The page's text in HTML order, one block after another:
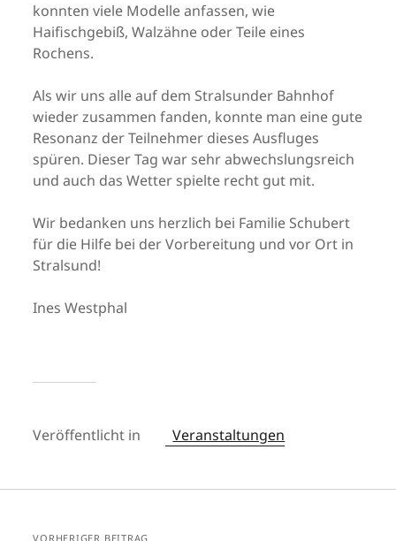
konnten viele Modelle anfassen, wie
Haifischgebiß, Walzähne oder Teile eines
Rochens.
Als wir uns alle auf dem Stralsunder Bahnhof
wieder zusammen fanden, konnte man eine gute
Resonanz der Teilnehmer dieses Ausfluges
spüren. Dieser Tag war sehr abwechslungsreich
und auch das Wetter spielte recht gut mit.
Wir bedanken uns herzlich bei Familie Schubert
für die Hilfe bei der Vorbereitung und vor Ort in
Stralsund!
Ines Westphal
Veröffentlicht in Veranstaltungen
VORHERIGER BEITRAG